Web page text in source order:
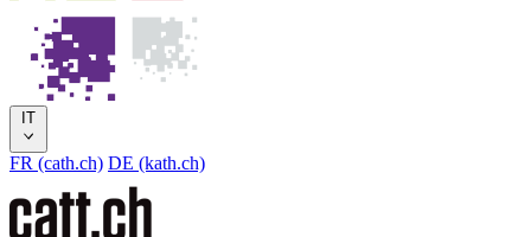
IT
FR (cath.ch) DE (kath.ch)